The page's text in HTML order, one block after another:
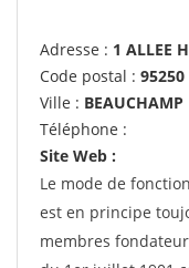
Adresse : 1 ALLEE
Code postal : 95250
Ville : BEAUCHAMP
Téléphone :
Site Web :
Le mode de
est en principe
membres